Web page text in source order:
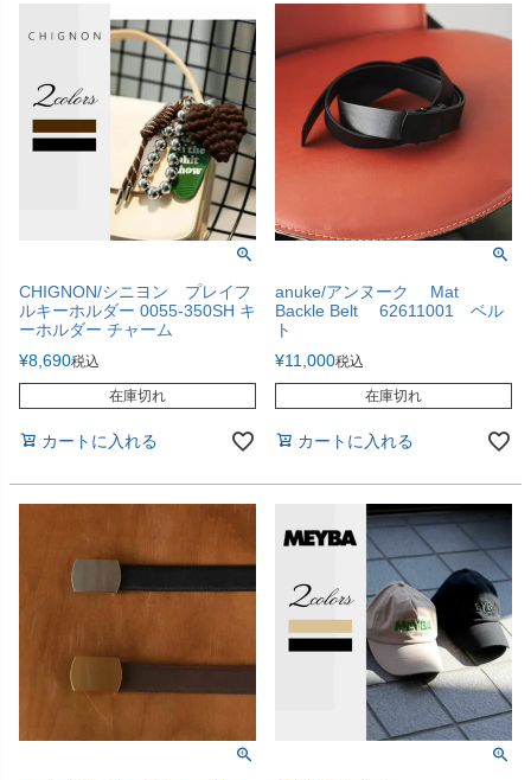
CHIGNON/シニヨン プレイフ
ルキーホルダー 0055-350SH キ
ーホルダー チャーム
¥8,690税込
在庫切れ
カートに入れる
anuke/アンヌーク Mat
Backle Belt 62611001 ベル
ト
¥11,000税込
在庫切れ
カートに入れる